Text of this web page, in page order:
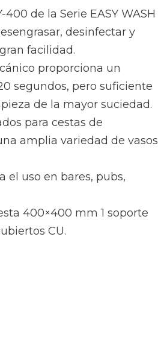
de la Serie EASY WASH
desinfectar y
facilidad.
proporciona un
segundos, pero suficiente
de la mayor suciedad.
para cestas de
amplia variedad de vasos
el uso en bares, pubs,
400×400 mm 1 soporte
CU.